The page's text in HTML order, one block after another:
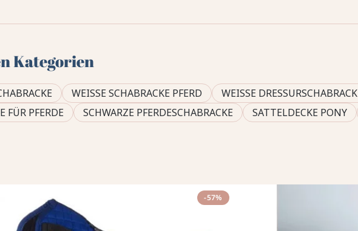
Kategorien
WEISSE SCHABRACKE PFERD
WEISSE DRESSURSCHABRACKE
FÜR PFERDE SCHWARZE PFERDESCHABRACKE SATTELDECKE PONY
-57%